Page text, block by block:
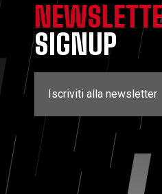
SIGNUP
Iscriviti alla newsletter